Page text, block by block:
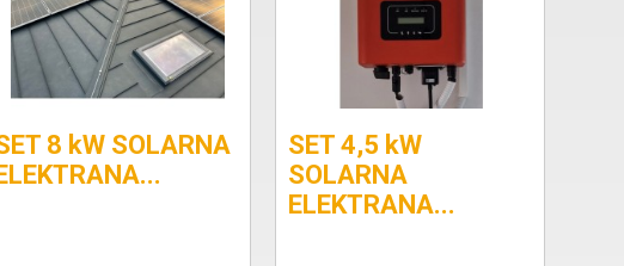
8 kW SOLARNA
SET 4,5 kW
SOLARNA
ELEKTRANA...